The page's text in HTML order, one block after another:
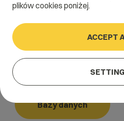
Home
PostgreSQL
Bazy danych
plików cookies poniżej.
ACCEPT